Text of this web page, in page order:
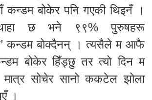
कन्डम बोकेर पनि गएकी थिइनँ ।
छ भने ९९% पुरुषहरू
कन्डम बोक्दैनन् । त्यसैले म आफै
बोकेर हिँड्छु तर त्यो दिन म
मात्र सोचेर सानो ककटेल झोला
।